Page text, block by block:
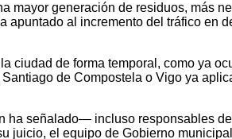
mayor generación de residuos, más
al incremento del tráfico en
ciudad de forma temporal, como ya
de Compostela o Vigo ya
ha señalado— incluso responsables
el equipo de Gobierno municipal